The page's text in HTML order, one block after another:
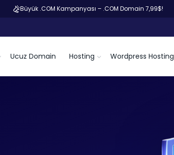
Büyük .COM Kampanyası – .COM Domain 7,99$!
Ucuz Domain Hosting Wordpress Hosting